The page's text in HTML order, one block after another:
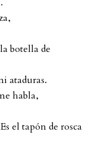
botella de
ataduras.
habla,
el tapón de rosca